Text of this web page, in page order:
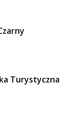
Turystyczna